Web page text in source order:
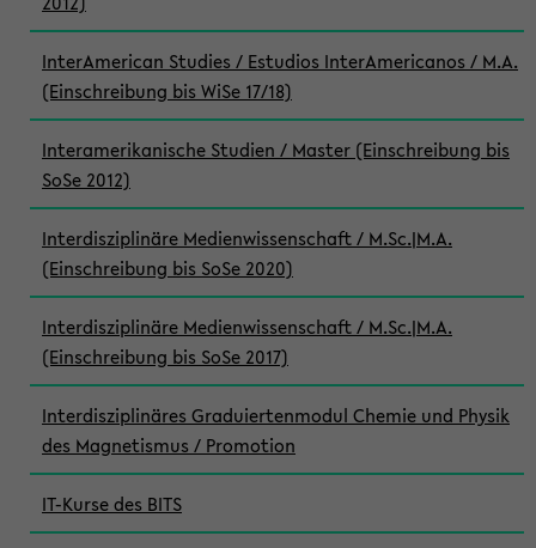
InterAmerican Studies / Estudios InterAmericanos / M.A.
(Einschreibung bis WiSe 17/18)
Interamerikanische Studien / Master (Einschreibung bis
SoSe 2012)
Interdisziplinäre Medienwissenschaft / M.Sc.|M.A.
(Einschreibung bis SoSe 2020)
Interdisziplinäre Medienwissenschaft / M.Sc.|M.A.
(Einschreibung bis SoSe 2017)
Interdisziplinäres Graduiertenmodul Chemie und Physik
des Magnetismus / Promotion
IT-Kurse des BITS